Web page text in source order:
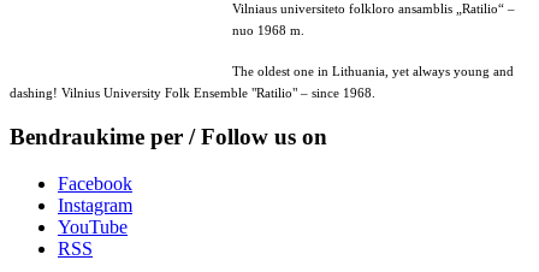
Vilniaus universiteto folkloro ansamblis „Ratilio“ –
nuo 1968 m.
The oldest one in Lithuania, yet always young and
dashing! Vilnius University Folk Ensemble "Ratilio" – since 1968.
Bendraukime per / Follow us on
Facebook
Instagram
YouTube
RSS